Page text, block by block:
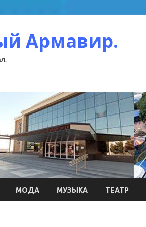
Армавир.
МОДА МУЗЫКА ТЕАТР